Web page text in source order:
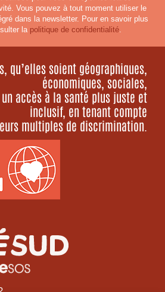
Vous pouvez à tout moment utiliser le
dans la newsletter. Pour en savoir plus
la politique de confidentialité.
qu’elles soient géographiques,
économiques, sociales,
accès à la santé plus juste et
inclusif, en tenant compte
multiples de discrimination.